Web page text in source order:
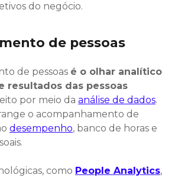
do negócio.
de pessoas
de pessoas é o olhar analítico
resultados das pessoas
por meio da análise de dados.
o acompanhamento de
desempenho, banco de horas e
como People Analytics,